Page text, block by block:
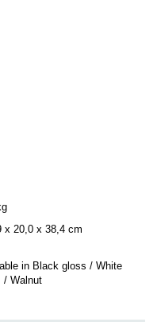
x 20,0 x 38,4 cm
in Black gloss / White
/ Walnut